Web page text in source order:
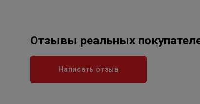
Отзывы реальных
Написать отзыв